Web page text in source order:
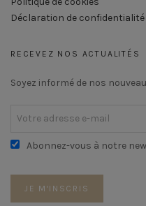
Déclaration de confidentialité
RECEVEZ NOS ACTUALITÉS
Soyez informé de nos
Abonnez-vous à notre